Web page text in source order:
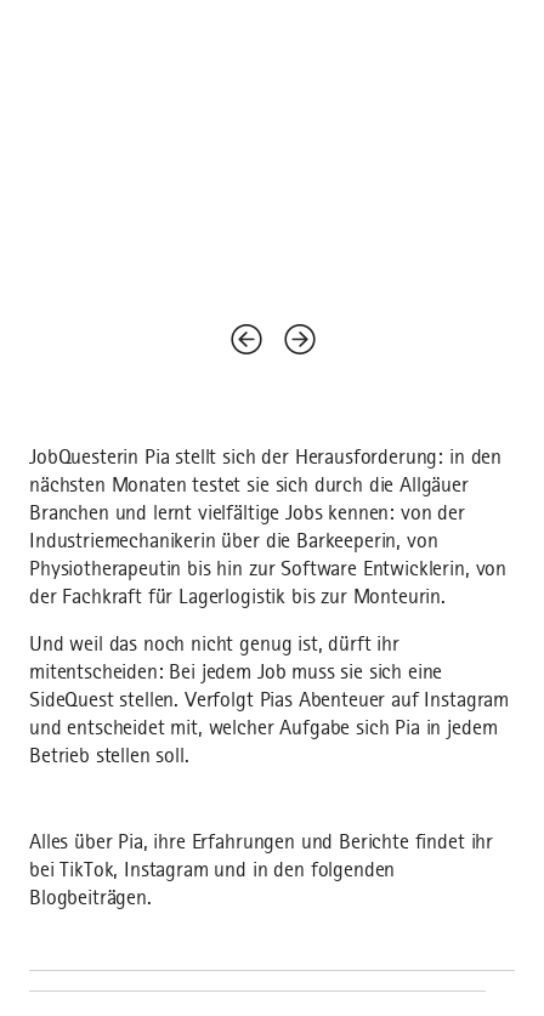
JobQuesterin Pia stellt sich der Herausforderung: in den
nächsten Monaten testet sie sich durch die Allgäuer
Branchen und lernt vielfältige Jobs kennen: von der
Industriemechanikerin über die Barkeeperin, von
Physiotherapeutin bis hin zur Software Entwicklerin, von
der Fachkraft für Lagerlogistik bis zur Monteurin.
Und weil das noch nicht genug ist, dürft ihr
mitentscheiden: Bei jedem Job muss sie sich eine
SideQuest stellen. Verfolgt Pias Abenteuer auf Instagram
und entscheidet mit, welcher Aufgabe sich Pia in jedem
Betrieb stellen soll.
Alles über Pia, ihre Erfahrungen und Berichte findet ihr
bei TikTok, Instagram und in den folgenden
Blogbeiträgen.